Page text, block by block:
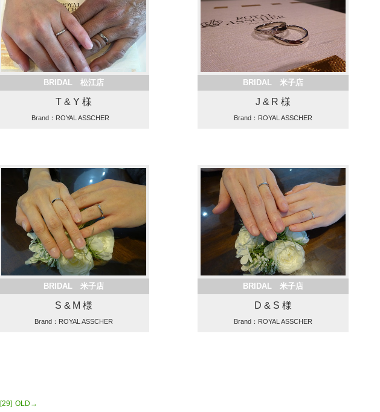
BRIDAL 松江店
T & Y 様
Brand：ROYAL ASSCHER
BRIDAL 米子店
J & R 様
Brand：ROYAL ASSCHER
BRIDAL 米子店
S & M 様
Brand：ROYAL ASSCHER
BRIDAL 米子店
D & S 様
Brand：ROYAL ASSCHER
[29] OLD→